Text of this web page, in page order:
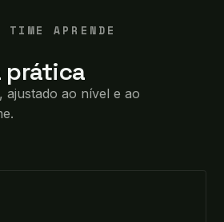
TIME APRENDE
prática
ajustado ao nível e ao